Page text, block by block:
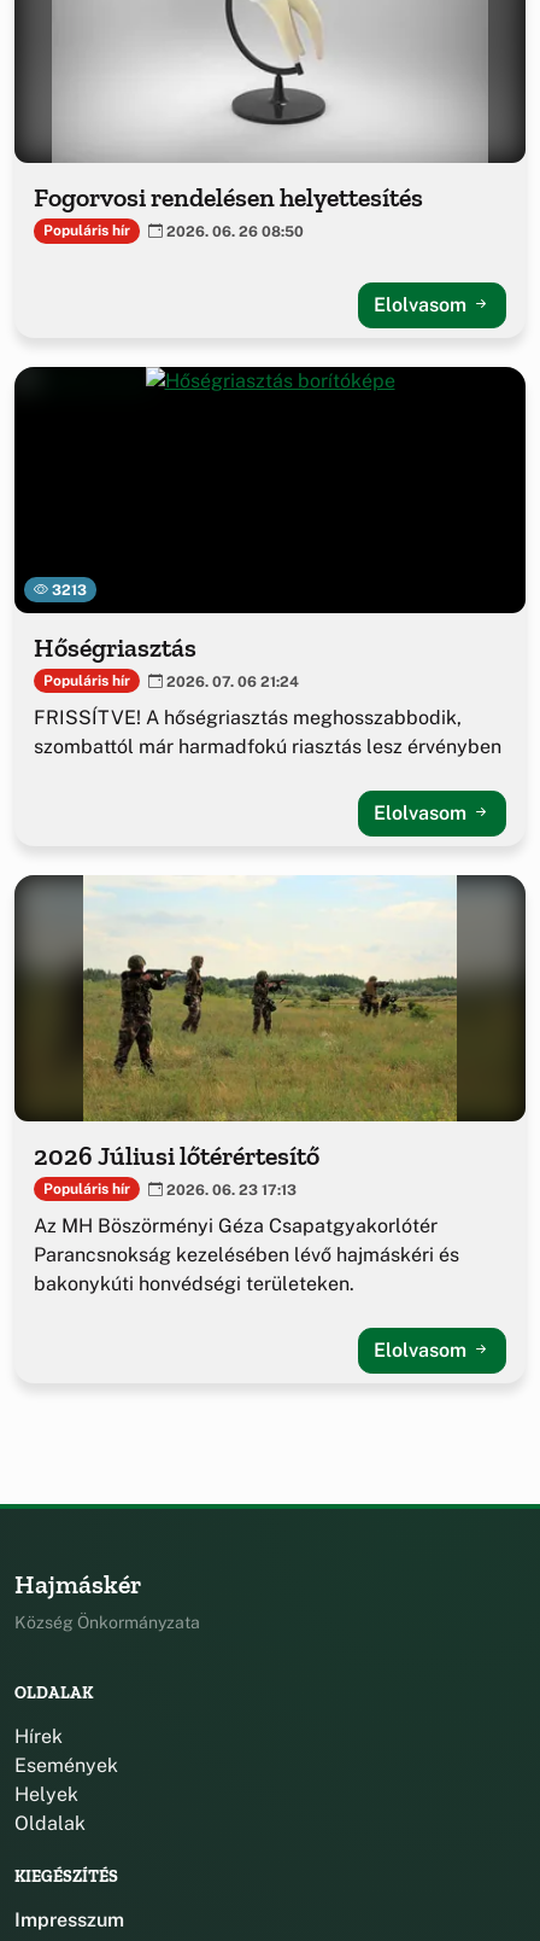
Fogorvosi rendelésen helyettesítés
Populáris hír 2026. 06. 26 08:50
Elolvasom
3213
Hőségriasztás
Populáris hír 2026. 07. 06 21:24
FRISSÍTVE! A hőségriasztás meghosszabbodik,
szombattól már harmadfokú riasztás lesz érvényben
Elolvasom
2026 Júliusi lőtérértesítő
Populáris hír 2026. 06. 23 17:13
Az MH Böszörményi Géza Csapatgyakorlótér
Parancsnokság kezelésében lévő hajmáskéri és
bakonykúti honvédségi területeken.
Elolvasom
Hajmáskér
Község Önkormányzata
OLDALAK
Hírek
Események
Helyek
Oldalak
KIEGÉSZÍTÉS
Impresszum